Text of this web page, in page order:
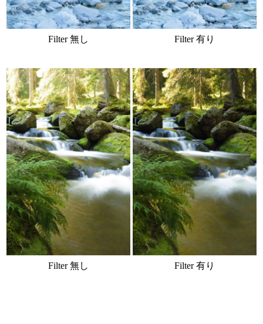
Filter 無し Filter 有り
Filter 無し Filter 有り